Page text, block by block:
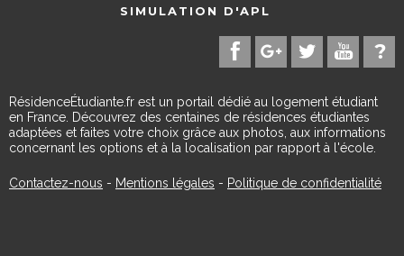
SIMULATION D'APL
RésidenceÉtudiante.fr est un portail dédié au logement étudiant
en France. Découvrez des centaines de résidences étudiantes
adaptées et faites votre choix grâce aux photos, aux informations
concernant les options et à la localisation par rapport à l'école.
Contactez-nous - Mentions légales - Politique de confidentialité